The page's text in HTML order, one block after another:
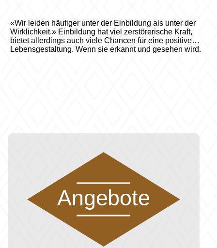
«Wir leiden häufiger unter der Einbildung als unter der
Wirklichkeit.» Einbildung hat viel zerstörerische Kraft,
bietet allerdings auch viele Chancen für eine positive
Lebensgestaltung. Wenn sie erkannt und gesehen wird.
Angebote